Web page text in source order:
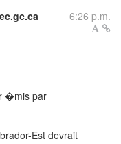
6:26 p.m.
�mis par
Est devrait